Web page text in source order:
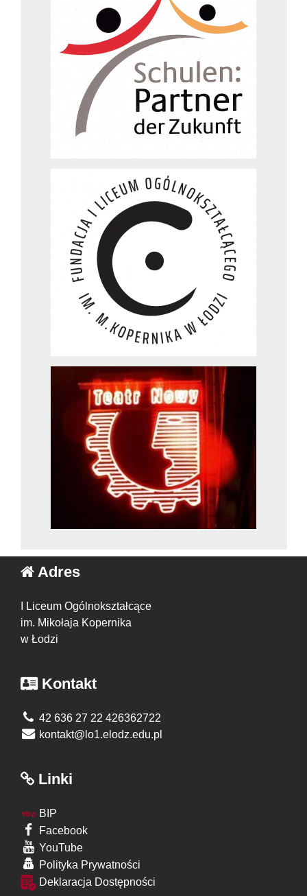
Adres
I Liceum Ogólnokształcące
im. Mikołaja Kopernika
w Łodzi
Kontakt
42 636 27 22 426362722
kontakt@lo1.elodz.edu.pl
Linki
BIP
Facebook
YouTube
Polityka Prywatności
Deklaracja Dostępności